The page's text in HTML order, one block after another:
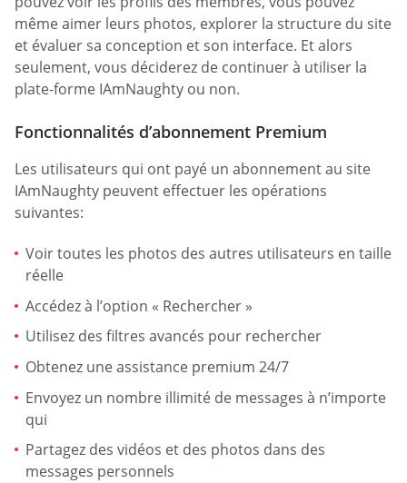
même aimer leurs photos, explorer la structure du site
et évaluer sa conception et son interface. Et alors
seulement, vous déciderez de continuer à utiliser la
plate-forme IAmNaughty ou non.
Fonctionnalités d’abonnement Premium
Les utilisateurs qui ont payé un abonnement au site
IAmNaughty peuvent effectuer les opérations
suivantes:
Voir toutes les photos des autres utilisateurs en taille
réelle
Accédez à l’option « Rechercher »
Utilisez des filtres avancés pour rechercher
Obtenez une assistance premium 24/7
Envoyez un nombre illimité de messages à n’importe
qui
Partagez des vidéos et des photos dans des
messages personnels